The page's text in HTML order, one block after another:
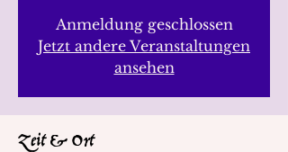
Anmeldung geschlossen
Jetzt andere Veranstaltungen
ansehen
Zeit & Ort